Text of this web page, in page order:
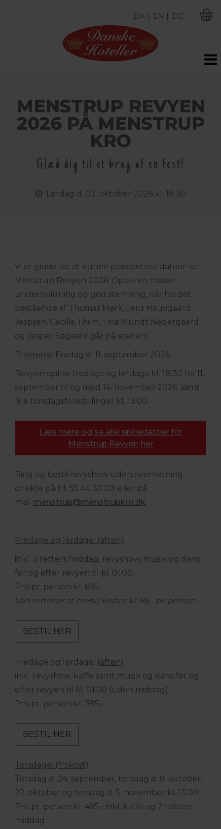
DA | EN | DE
MENSTRUP REVYEN
2026 PÅ MENSTRUP
KRO
Glæd dig til et brag af en fest!
Lørdag d. 03. oktober 2026 kl. 18:30
Vi er glade for at kunne præsentere datoer for
Menstrup Revyen 2026! Oplev en masse
underholdning og god stemning, når holdet
bestående af Thomas Mørk, Jens Hauvgaard
Jespsen, Cecilie Thiim, Tina Mundt Nedergaard
og Jesper Søgaard går på scenen!
Premiere: Fredag d. 11. september 2026
Revyen spiller fredage og lørdage kl. 18.30 fra 11.
september til og med 14. november 2026, samt
fire torsdagsforestillinger kl. 13.00.
Læs mere og se alle spilledatoer for
Menstrup Revyen her
Ring og bestil revyshow uden overnatning
direkte på tlf. 55 44 30 03 eller på
mail menstrup@menstrupkro.dk
Fredage og lørdage: (aften)
inkl. 3 retters middag, revyshow, musik og dans
før og efter revyen til kl. 01.00.
Pris pr. person kr. 695,-
Ved rettelser af menu koster kr. 85,- pr. person
BESTIL HER
Fredage og lørdage: (aften)
inkl. revyshow, kaffe samt musik og dans før og
efter revyen til kl. 01.00 (uden middag)
Pris pr. person kr. 395,-
BESTIL HER
Torsdage: (frokost)
Torsdag d. 24. september, torsdag d. 8. oktober,
22. oktober og torsdag d. 5. november kl. 13.00.
Pris pr. person kr. 495,- inkl. kaffe og 2 retters
middag